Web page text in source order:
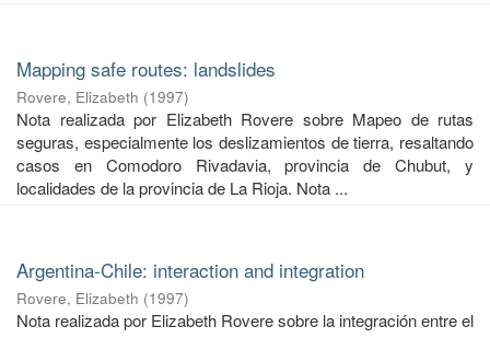
Mapping safe routes: landslides
Rovere, Elizabeth (1997)
Nota realizada por Elizabeth Rovere sobre Mapeo de rutas
seguras, especialmente los deslizamientos de tierra, resaltando
casos en Comodoro Rivadavia, provincia de Chubut, y
localidades de la provincia de La Rioja. Nota ...
Argentina-Chile: interaction and integration
Rovere, Elizabeth (1997)
Nota realizada por Elizabeth Rovere sobre la integración entre el